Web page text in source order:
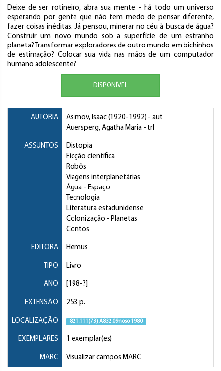
Deixe de ser rotineiro, abra sua mente - há todo um universo
esperando por gente que não tem medo de pensar diferente,
fazer coisas inéditas. Já pensou, minerar no céu à busca de água?
Construir um novo mundo sob a superfície de um estranho
planeta? Transformar exploradores de outro mundo em bichinhos
de estimação? Colocar sua vida nas mãos de um computador
humano adolescente?
DISPONÍVEL
AUTORIA Asimov, Isaac (1920-1992) - aut
Auersperg, Agatha Maria - trl
ASSUNTOS
Distopia
Ficção científica
Robôs
Viagens interplanetárias
Água - Espaço
Tecnologia
Literatura estadunidense
Colonização - Planetas
Contos
EDITORA Hemus
TIPO Livro
ANO [198-?]
EXTENSÃO 253 p.
LOCALIZAÇÃO 821.111(73) A832.09noso 1980
EXEMPLARES 1 exemplar(es)
MARC Visualizar campos MARC